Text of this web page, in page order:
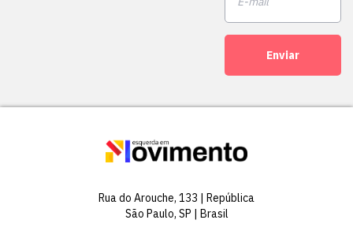
Enviar
Rua do Arouche, 133 | República
São Paulo, SP | Brasil